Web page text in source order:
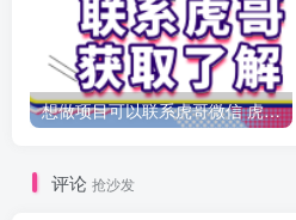
想做项目可以联系虎哥微信 虎哥一对一解答并且远程视频教学
评论 抢沙发